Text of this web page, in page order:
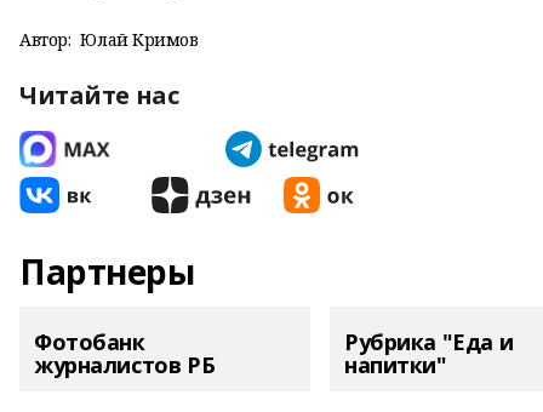
Автор: Юлай Кәримов
Читайте нас
Партнеры
Фотобанк
журналистов РБ
Рубрика "Еда и
напитки"